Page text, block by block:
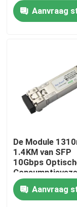
Ongeveer ons
Fabrieksreis
Contacteer
Aanvraag
De Module
1.4KM van SFP
10Gbps
de
Lage Macht
Aanvraag